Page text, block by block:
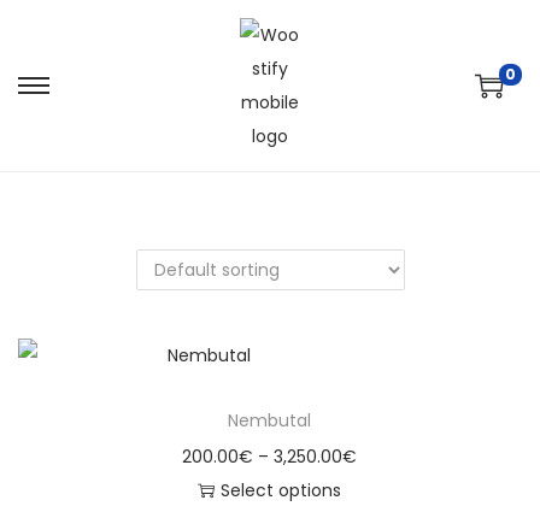
0
Nembutal
200.00€ – 3,250.00€
Select options